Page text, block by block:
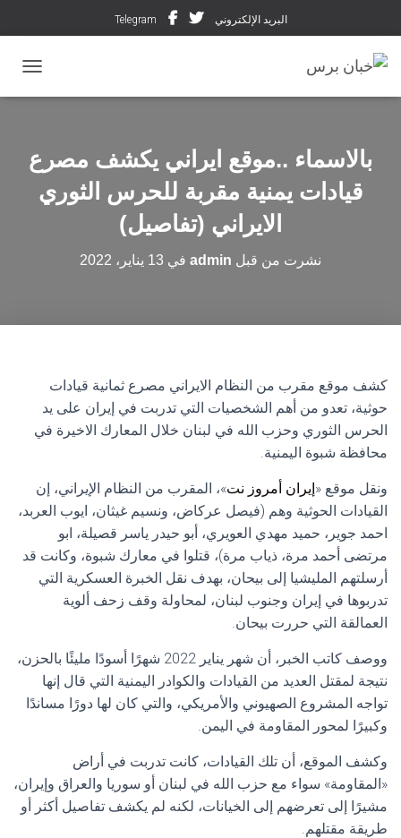
البريد الإلكتروني Telegram
بالاسماء ..موقع ايراني يكشف مصرع
قيادات يمنية مقربة للحرس الثوري
الايراني (تفاصيل)
نشرت من قبل admin في 13 يناير، 2022
كشف موقع مقرب من النظام الايراني مصرع ثمانية قيادات
حوثية، تعدو من أهم الشخصيات التي تدربت في إيران على يد
الحرس الثوري وحزب الله في لبنان خلال المعارك الاخيرة في
محافظة شبوة اليمنية.
ونقل موقع «إيران أمروز نت»، المقرب من النظام الإيراني، إن
القيادات الحوثية وهم (فيصل عركاض، ونسيم غيثان، ايوب العربد،
احمد جوير، حميد مهدي العويري، أبو حيدر ياسر قصيلة، ابو
مرتضى أحمد مرة، ذياب مرة)، قتلوا في معارك شبوة، وكانت قد
أرسلتهم المليشيا إلى بيحان، بهدف نقل الخبرة العسكرية التي
تدربوها في إيران وجنوب لبنان، لمحاولة وقف زحف ألوية
العمالقة التي حررت بيحان.
ووصف كاتب الخبر، أن شهر يناير 2022 شهرًا أسودًا مليئًا بالحزن،
نتيجة لمقتل العديد من القيادات والكوادر اليمنية التي قال إنها
تواجه المشروع الصهيوني والأمريكي، والتي كان لها دورًا مساندًا
وكبيرًا لمحور المقاومة في اليمن.
وكشف الموقع، أن تلك القيادات، كانت تدربت في أراض
«المقاومة» سواء مع حزب الله في لبنان أو سوريا والعراق وإيران،
مشيرًا إلى تعرضهم إلى الخيانات، لكنه لم يكشف تفاصيل أكثر أو
طريقة مقتلهم.